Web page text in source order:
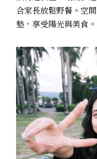
合家長放鬆野餐。空
墊，享受陽光與美食。